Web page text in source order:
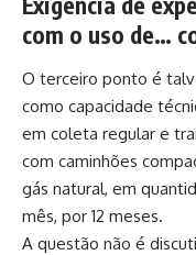
com o uso de…
O terceiro ponto é
como capacidade
em coleta regular e
com caminhões
gás natural, em
mês, por 12 meses.
A questão não é